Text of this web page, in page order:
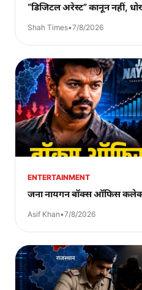
“डिजिटल अरेस्ट” कानून नहीं,
Shah Times•7/8/2026
ENTERTAINMENT
जना नायगन बॉक्स ऑफिस
Asif Khan•7/8/2026